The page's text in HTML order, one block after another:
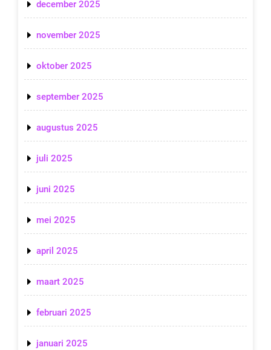
december 2025
november 2025
oktober 2025
september 2025
augustus 2025
juli 2025
juni 2025
mei 2025
april 2025
maart 2025
februari 2025
januari 2025